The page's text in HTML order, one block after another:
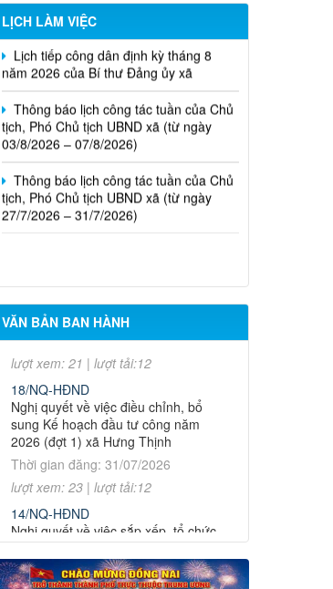
Thông báo về việc niêm yết công khai
hồ sơ cấp Giấy chứng nhận quyền sử
dụng đất cho ông Nguyễn Vững và bà
Nguyễn Thị Mến tại xã Hưng Thịnh
LỊCH LÀM VIỆC
Lịch tiếp công dân định kỳ tháng 8
năm 2026 của Bí thư Đảng ủy xã
Thông báo lịch công tác tuần của Chủ
tịch, Phó Chủ tịch UBND xã (từ ngày
03/8/2026 – 07/8/2026)
Thông báo lịch công tác tuần của Chủ
tịch, Phó Chủ tịch UBND xã (từ ngày
27/7/2026 – 31/7/2026)
VĂN BẢN BAN HÀNH
Nghị quyết về việc đề nghị điều
chỉnh, bổ sung dự toán thu ngân
sách nhà nước, chi ngân sách địa
phương đợt 1 năm 2026 trên địa bàn
xã
Thời gian đăng: 31/07/2026
lượt xem: 24 | lượt tải:15
17/NQ-HĐND
Nghị quyết về điều chỉnh, không tiếp
tục thực hiện một số chỉ tiêu và bổ
sung giải pháp thực hiện kế hoạch
phát triển KTXH-QPAN năm 2026
trên địa bàn xã Hưng Thịnh
lượt xem: 21 | lượt tải:12
18/NQ-HĐND
Nghị quyết về việc điều chỉnh, bổ
sung Kế hoạch đầu tư công năm
2026 (đợt 1) xã Hưng Thịnh
Thời gian đăng: 31/07/2026
lượt xem: 23 | lượt tải:12
14/NQ-HĐND
Nghị quyết về việc sắp xếp, tổ chức
lại các ấp trên địa bàn xã Hưng Thịnh
Thời gian đăng: 31/07/2026
lượt xem: 23 | lượt tải:12
13/NQ-TTHĐND
Nghị quyết về chương trình giám sát
của Thường trực Hội đồng nhân dân